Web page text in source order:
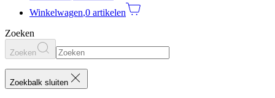
Winkelwagen,0 artikelen
Zoeken
Zoeken
Zoekbalk sluiten